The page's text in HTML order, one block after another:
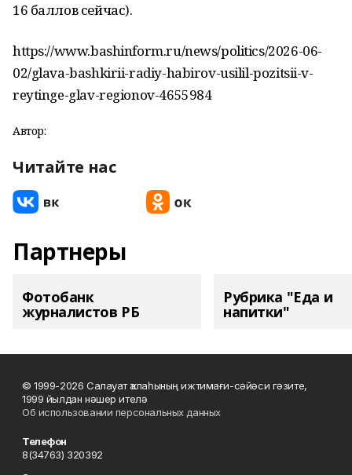
16 баллов сейчас).
https://www.bashinform.ru/news/politics/2026-06-
02/glava-bashkirii-radiy-habirov-usilil-pozitsii-v-
reytinge-glav-regionov-4655984
Автор:
Читайте нас
Партнеры
Фотобанк
журналистов РБ
Рубрика "Еда и
напитки"
© 1999-2026 Салауат ҡалаһының ижтимағи-сәйәси гәзите,
1999 йылдан нәшер ителә
Об использовании персональных данных
Телефон
8(34763) 320392